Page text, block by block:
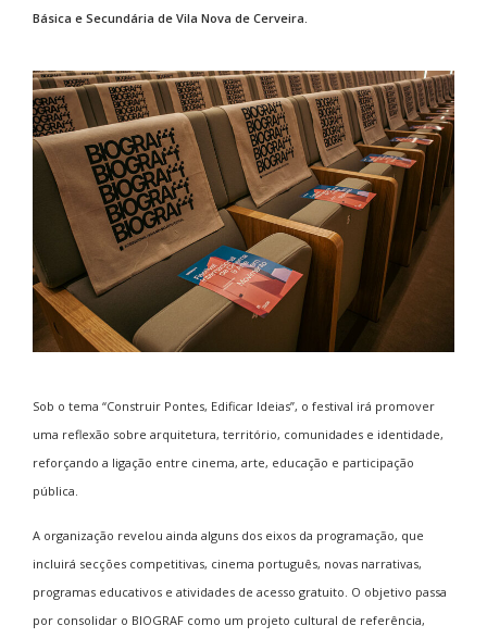
Básica e Secundária de Vila Nova de Cerveira.
Sob o tema “Construir Pontes, Edificar Ideias”, o festival irá promover
uma reflexão sobre arquitetura, território, comunidades e identidade,
reforçando a ligação entre cinema, arte, educação e participação
pública.
A organização revelou ainda alguns dos eixos da programação, que
incluirá secções competitivas, cinema português, novas narrativas,
programas educativos e atividades de acesso gratuito. O objetivo passa
por consolidar o BIOGRAF como um projeto cultural de referência,